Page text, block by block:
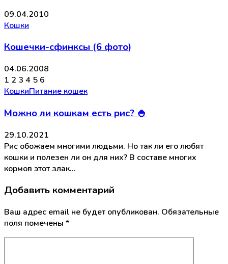
09.04.2010
Кошки
Кошечки-сфинксы (6 фото)
04.06.2008
1 2 3 4 5 6
КошкиПитание кошек
Можно ли кошкам есть рис? 🍚
29.10.2021
Рис обожаем многими людьми. Но так ли его любят
кошки и полезен ли он для них? В составе многих
кормов этот злак…
Добавить комментарий
Ваш адрес email не будет опубликован. Обязательные
поля помечены *